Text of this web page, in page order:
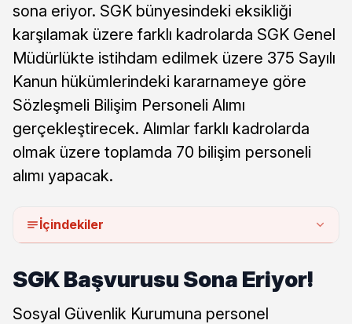
sona eriyor. SGK bünyesindeki eksikliği
karşılamak üzere farklı kadrolarda SGK Genel
Müdürlükte istihdam edilmek üzere 375 Sayılı
Kanun hükümlerindeki kararnameye göre
Sözleşmeli Bilişim Personeli Alımı
gerçekleştirecek. Alımlar farklı kadrolarda
olmak üzere toplamda 70 bilişim personeli
alımı yapacak.
İçindekiler
SGK Başvurusu Sona Eriyor!
Sosyal Güvenlik Kurumuna personel